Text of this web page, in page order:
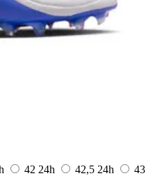
42 24h 42,5 24h
43